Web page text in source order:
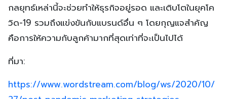
กลยุทธ์เหล่านี้จะช่วยทำให้ธุรกิจอยู่รอด และเติบโตในยุคโค
วิด-19 รวมถึงแข่งขันกับแบรนด์อื่น ๆ โดยกุญแจสำคัญ
คือการให้ความกับลูกค้ามากที่สุดเท่าที่จะเป็นไปได้
ที่มา:
https://www.wordstream.com/blog/ws/2020/10/